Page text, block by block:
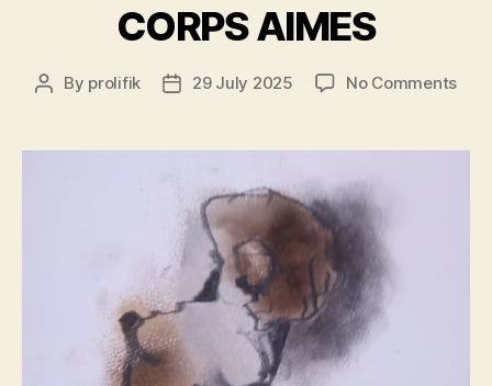
CORPS AIMES
Post
By prolifik
Post29 July 2025 No Commentson